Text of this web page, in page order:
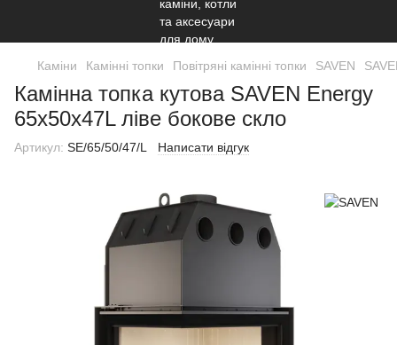
Каміни Камінні топки Повітряні камінні топки SAVEN
Камінна топка кутова SAVEN Energy
65х50х47L ліве бокове скло
Артикул: SE/65/50/47/L Написати відгук